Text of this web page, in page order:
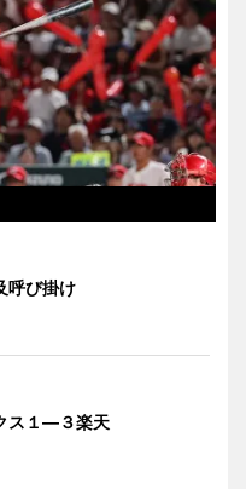
呼び掛け
ス１―３楽天